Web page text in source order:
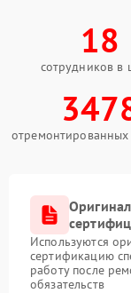
18
сотрудников в
отремонтированных
Используются
сертификацию
работу после
обязательств